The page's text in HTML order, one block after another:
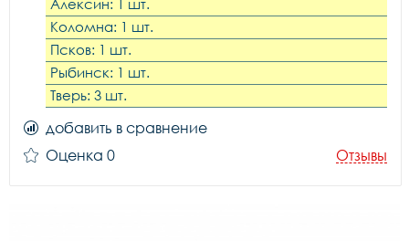
Алексин: 1 шт.
Коломна: 1 шт.
Псков: 1 шт.
Рыбинск: 1 шт.
Тверь: 3 шт.
добавить в сравнение
Оценка 0
Отзывы